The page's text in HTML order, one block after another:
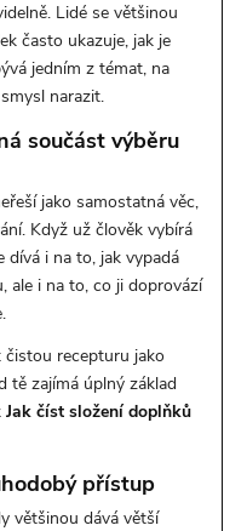
Lidé se většinou
často ukazuje, jak je
jedním z témat, na
narazit.
součást výběru
jako samostatná věc,
Když už člověk vybírá
dívá i na to, jak vypadá
ale i na to, co ji doprovází
recepturu jako
tě zajímá úplný základ
Jak číst složení doplňků
přístup
většinou dává větší